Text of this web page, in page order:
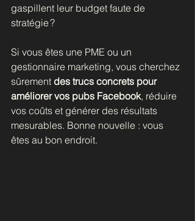
gaspillent leur budget faute de
stratégie ?
Si vous êtes une PME ou un
gestionnaire marketing, vous cherchez
sûrement des trucs concrets pour
améliorer vos pubs Facebook, réduire
vos coûts et générer des résultats
mesurables. Bonne nouvelle : vous
êtes au bon endroit.